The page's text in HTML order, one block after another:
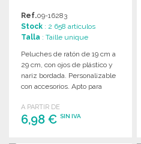
Ref.09-16283
Stock : 2 658 artículos
Talla : Taille unique
Peluches de ratón de 19 cm a
29 cm, con ojos de plástico y
nariz bordada. Personalizable
con accesorios. Apto para
A PARTIR DE
6,98 € SIN IVA